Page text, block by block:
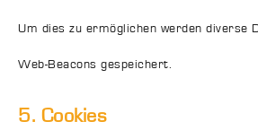
Um dies zu ermöglichen werden diverse
Web-Beacons gespeichert.
5. Cookies